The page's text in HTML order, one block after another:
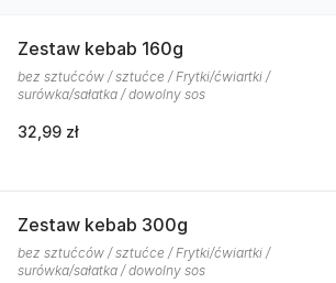
Zestaw kebab 160g
bez sztućców / sztućce / Frytki/ćwiartki /
surówka/sałatka / dowolny sos
32,99 zł
Zestaw kebab 300g
bez sztućców / sztućce / Frytki/ćwiartki /
surówka/sałatka / dowolny sos